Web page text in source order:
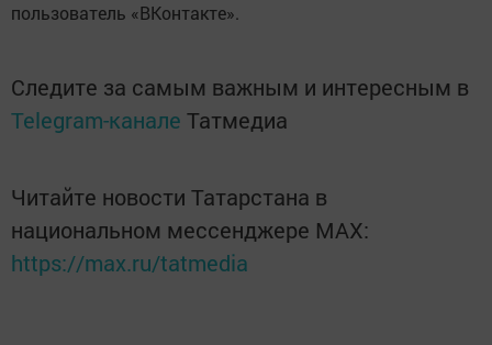
пользователь «ВКонтакте».
Следите за самым важным и интересным в
Telegram-канале Татмедиа
Читайте новости Татарстана в
национальном мессенджере MАХ:
https://max.ru/tatmedia